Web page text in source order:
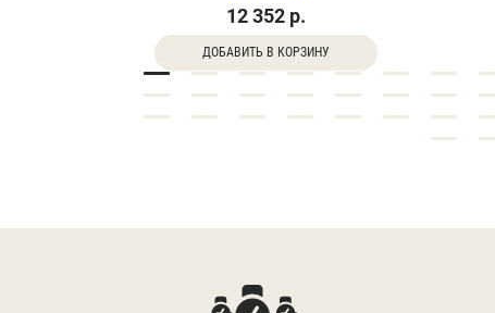
12 352 р.
ДОБАВИТЬ В КОРЗИНУ